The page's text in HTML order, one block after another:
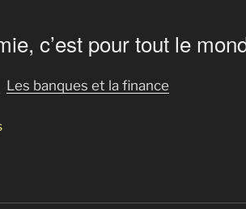
c’est pour tout le
Les banques et la finance